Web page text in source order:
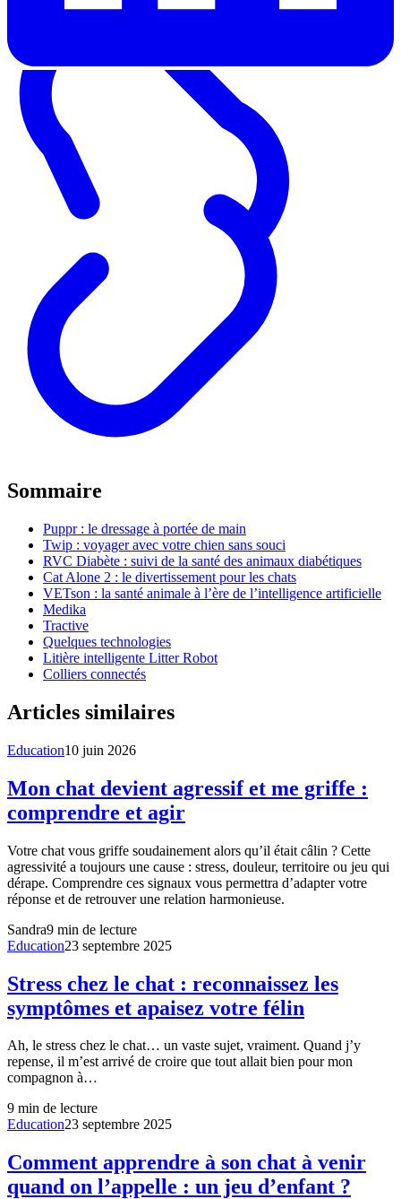
Sommaire
Puppr : le dressage à portée de main
Twip : voyager avec votre chien sans souci
RVC Diabète : suivi de la santé des animaux diabétiques
Cat Alone 2 : le divertissement pour les chats
VETson : la santé animale à l’ère de l’intelligence artificielle
Medika
Tractive
Quelques technologies
Litière intelligente Litter Robot
Colliers connectés
Articles similaires
Education10 juin 2026
Mon chat devient agressif et me griffe :
comprendre et agir
Votre chat vous griffe soudainement alors qu’il était câlin ? Cette
agressivité a toujours une cause : stress, douleur, territoire ou jeu qui
dérape. Comprendre ces signaux vous permettra d’adapter votre
réponse et de retrouver une relation harmonieuse.
Sandra9 min de lecture
Education23 septembre 2025
Stress chez le chat : reconnaissez les
symptômes et apaisez votre félin
Ah, le stress chez le chat… un vaste sujet, vraiment. Quand j’y
repense, il m’est arrivé de croire que tout allait bien pour mon
compagnon à…
9 min de lecture
Education23 septembre 2025
Comment apprendre à son chat à venir
quand on l’appelle : un jeu d’enfant ?